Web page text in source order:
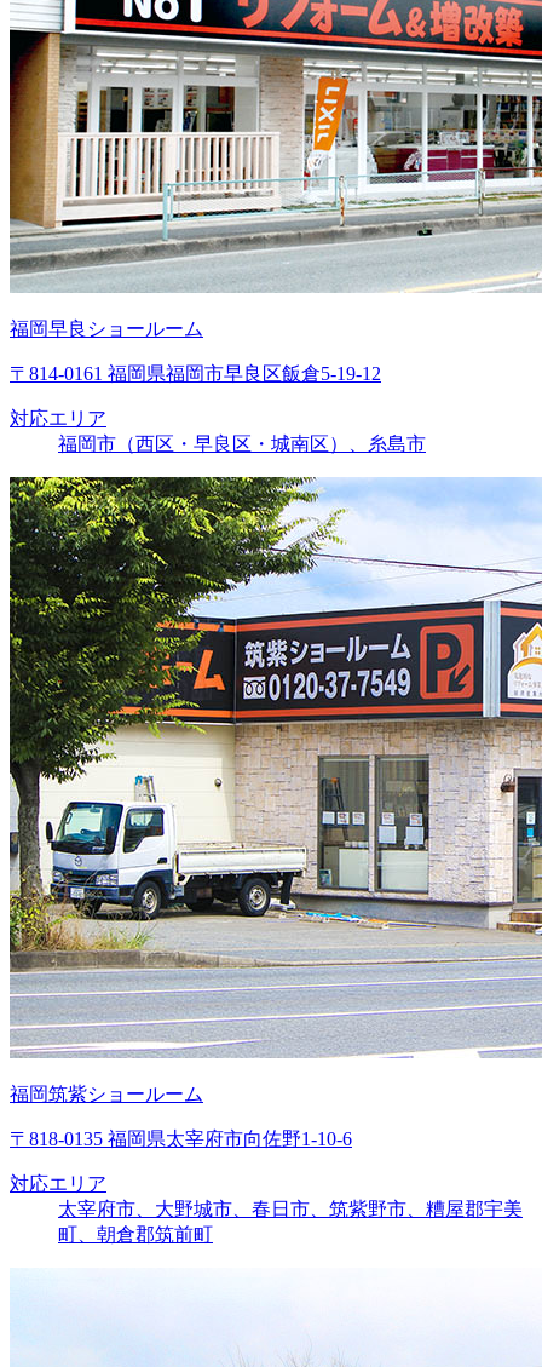
福岡早良ショールーム
〒814-0161 福岡県福岡市早良区飯倉5-19-12
対応エリア
福岡市（西区・早良区・城南区）、糸島市
福岡筑紫ショールーム
〒818-0135 福岡県太宰府市向佐野1-10-6
対応エリア
太宰府市、大野城市、春日市、筑紫野市、糟屋郡宇美
町、朝倉郡筑前町